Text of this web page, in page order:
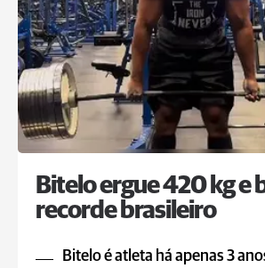
Bitelo ergue 420 kg e
recorde brasileiro
Bitelo é atleta há apenas 3